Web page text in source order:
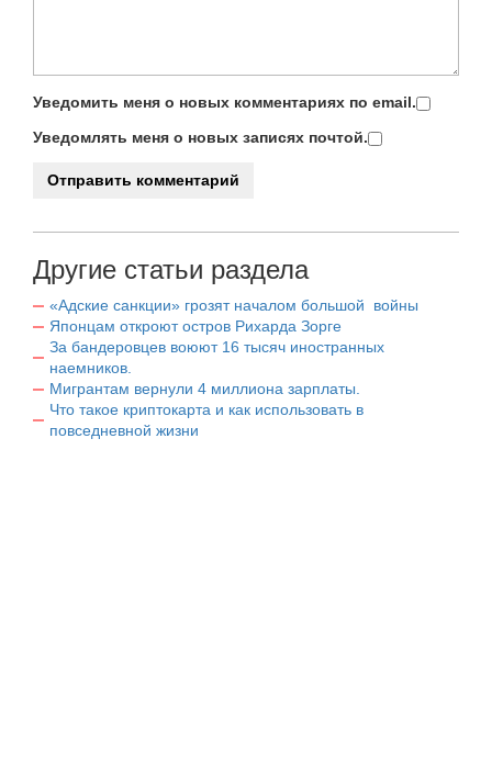
Уведомить меня о новых комментариях по email.
Уведомлять меня о новых записях почтой.
Другие статьи раздела
«Адские санкции» грозят началом большой войны
Японцам откроют остров Рихарда Зорге
За бандеровцев воюют 16 тысяч иностранных
наемников.
Мигрантам вернули 4 миллиона зарплаты.
Что такое криптокарта и как использовать в
повседневной жизни